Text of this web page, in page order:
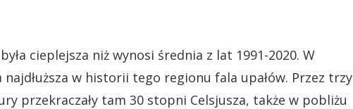
cieplejsza niż wynosi średnia z lat 1991-2020. W
najdłuższa w historii tego regionu fala upałów. Przez trzy
przekraczały tam 30 stopni Celsjusza, także w pobliżu